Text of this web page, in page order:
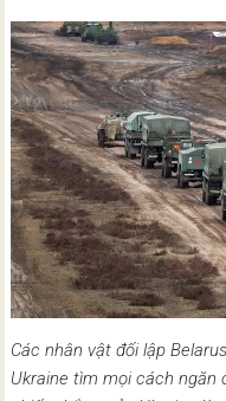
Các nhân vật đối lập
Ukraine tìm mọi cách ngăn